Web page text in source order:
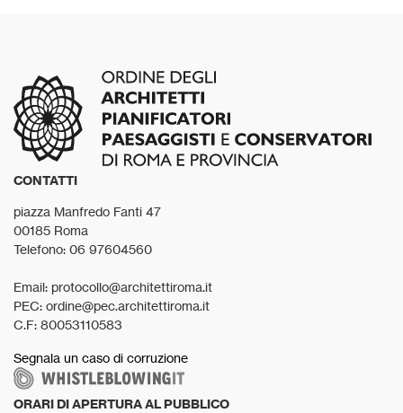
CONTATTI
piazza Manfredo Fanti 47
00185 Roma
Telefono: 06 97604560
Email: protocollo@architettiroma.it
PEC: ordine@pec.architettiroma.it
C.F: 80053110583
Segnala un caso di corruzione
ORARI DI APERTURA AL PUBBLICO